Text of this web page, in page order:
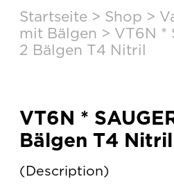
content
Startseite > Shop >
mit Bälgen > VT6N *
2 Bälgen T4 Nitril
VT6N *
Bälgen T4 Nitril
Description